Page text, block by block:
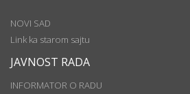
NOVI SAD
Link ka starom sajtu
JAVNOST RADA
INFORMATOR O RADU